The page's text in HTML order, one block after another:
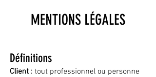
MENTIONS LÉGALES
Définitions
Client : tout professionnel ou personne